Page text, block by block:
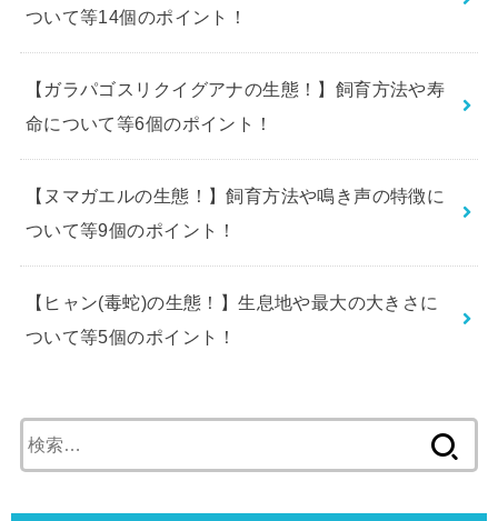
ついて等14個のポイント！
【ガラパゴスリクイグアナの生態！】飼育方法や寿
命について等6個のポイント！
【ヌマガエルの生態！】飼育方法や鳴き声の特徴に
ついて等9個のポイント！
【ヒャン(毒蛇)の生態！】生息地や最大の大きさに
ついて等5個のポイント！
索: